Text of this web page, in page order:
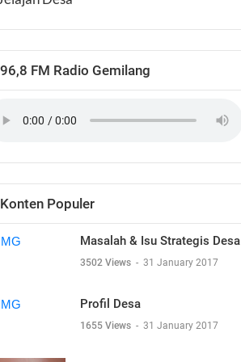
96,8 FM Radio Gemilang
Konten Populer
Masalah & Isu Strategis Desa
3502 Views - 31 January 2017
Profil Desa
1655 Views - 31 January 2017